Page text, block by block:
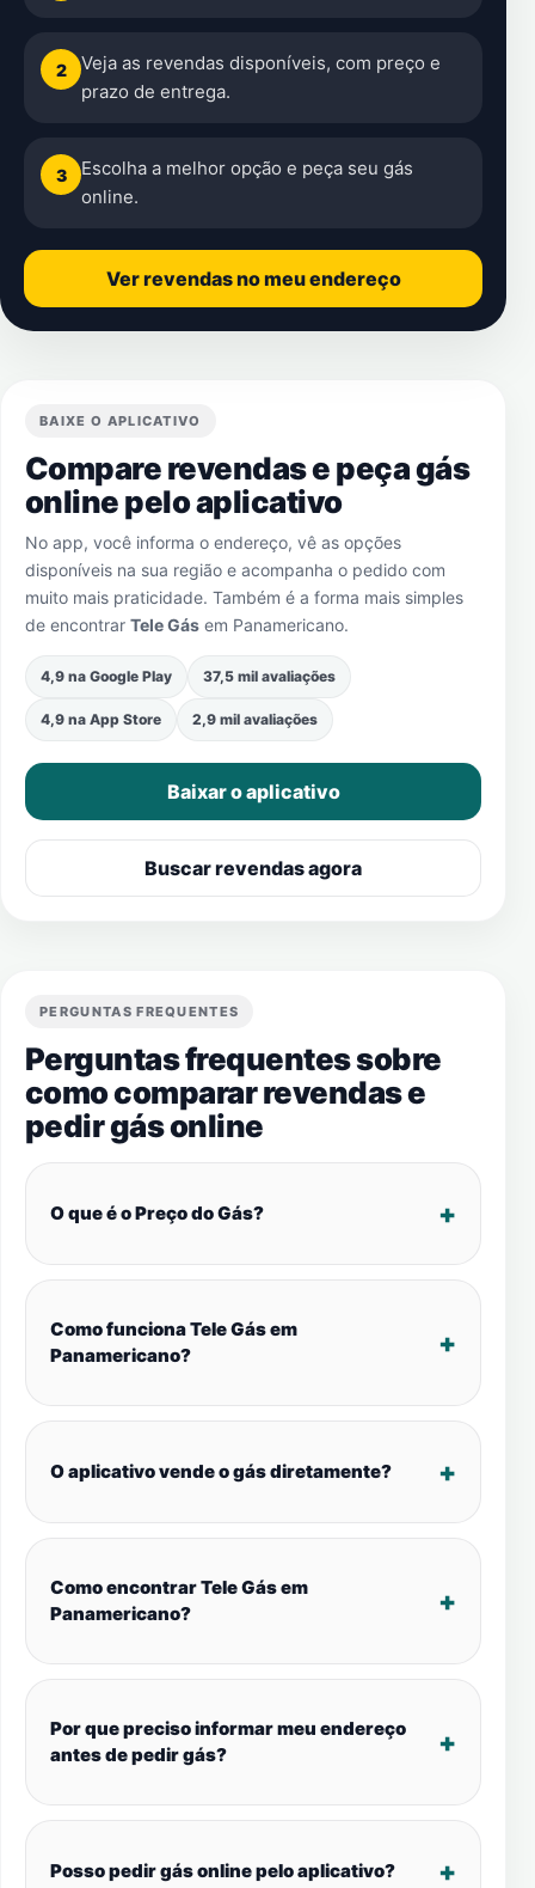
2
Veja as revendas disponíveis, com preço e
prazo de entrega.
3
Escolha a melhor opção e peça seu gás
online.
Ver revendas no meu endereço
BAIXE O APLICATIVO
Compare revendas e peça gás
online pelo aplicativo
No app, você informa o endereço, vê as opções
disponíveis na sua região e acompanha o pedido com
muito mais praticidade. Também é a forma mais simples
de encontrar Tele Gás em Panamericano.
4,9 na Google Play 37,5 mil avaliações
4,9 na App Store 2,9 mil avaliações
Baixar o aplicativo
Buscar revendas agora
PERGUNTAS FREQUENTES
Perguntas frequentes sobre
como comparar revendas e
pedir gás online
O que é o Preço do Gás?
Como funciona Tele Gás em
Panamericano?
O aplicativo vende o gás diretamente?
Como encontrar Tele Gás em
Panamericano?
Por que preciso informar meu endereço
antes de pedir gás?
Posso pedir gás online pelo aplicativo?